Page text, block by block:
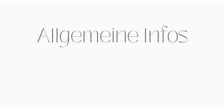
Allgemeine Infos